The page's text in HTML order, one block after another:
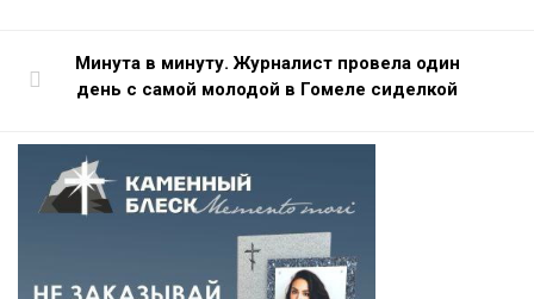
Минута в минуту. Журналист провела один
день с самой молодой в Гомеле сиделкой